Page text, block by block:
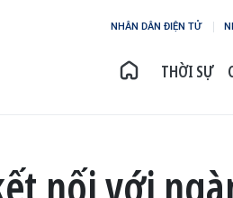
NHÂN DÂN ĐIỆN TỬ
THỜI SỰ